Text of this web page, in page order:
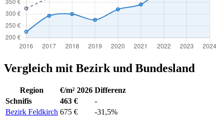
Vergleich mit Bezirk und Bundesland
Region €/m² 2026 Differenz
Schnifis
463 €
-
Bezirk Feldkirch 675 €
-31,5%